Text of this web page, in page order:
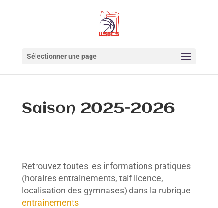
Sélectionner une page
Saison 2025-2026
Retrouvez toutes les informations pratiques
(horaires entrainements, taif licence,
localisation des gymnases) dans la rubrique
entrainements